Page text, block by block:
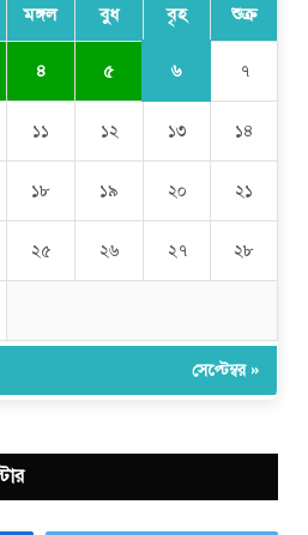
মঙ্গল বুধ বৃহ শুক্র
৪ ৫ ৬ ৭
১১ ১২ ১৩ ১৪
১৮ ১৯ ২০ ২১
২৫ ২৬ ২৭ ২৮
সেপ্টেম্বর »